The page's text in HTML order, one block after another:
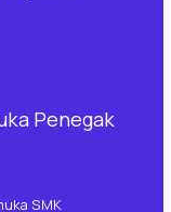
Penegak
SMK